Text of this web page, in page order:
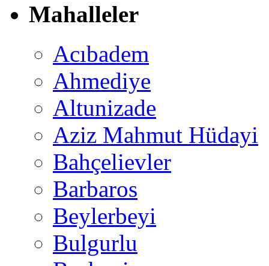
Mahalleler
Acıbadem
Ahmediye
Altunizade
Aziz Mahmut Hüdayi
Bahçelievler
Barbaros
Beylerbeyi
Bulgurlu